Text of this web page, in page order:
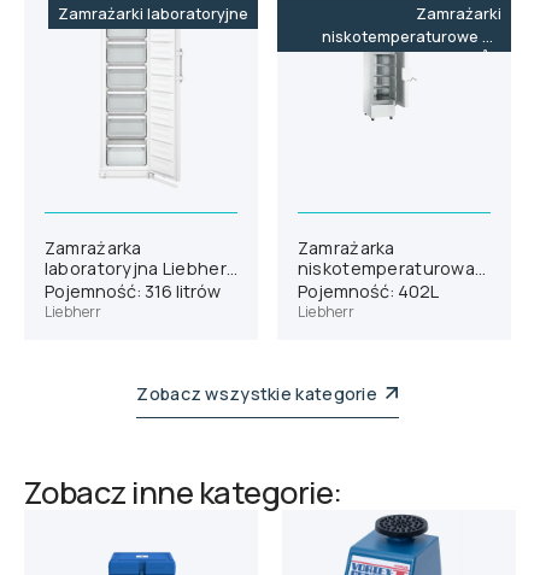
Zamrażarki laboratoryjne
Zamrażarka
laboratoryjna Liebherr
SFFsg 4001 wersja 740
Pojemność: 316 litrów
Liebherr
Zamrażarki
niskotemperaturowe do
-86˚C
Zamrażarka
niskotemperaturowa
Liebherr SUFsg 3501
Pojemność: 402L
Liebherr
Zobacz wszystkie kategorie
Zobacz inne kategorie: